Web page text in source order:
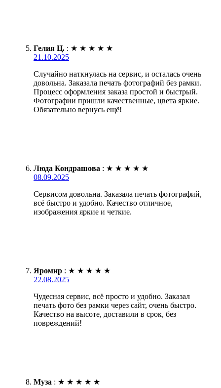
Гелия Ц. : ★ ★ ★ ★ ★
21.10.2025
Случайно наткнулась на сервис, и осталась очень
довольна. Заказала печать фотографий без рамки.
Процесс оформления заказа простой и быстрый.
Фотографии пришли качественные, цвета яркие.
Обязательно вернусь ещё!
Люда Кондрашова : ★ ★ ★ ★ ★
08.09.2025
Сервисом довольна. Заказала печать фотографий,
всё быстро и удобно. Качество отличное,
изображения яркие и четкие.
Яромир : ★ ★ ★ ★ ★
22.08.2025
Чудесная сервис, всё просто и удобно. Заказал
печать фото без рамки через сайт, очень быстро.
Качество на высоте, доставили в срок, без
повреждений!
Муза : ★ ★ ★ ★ ★